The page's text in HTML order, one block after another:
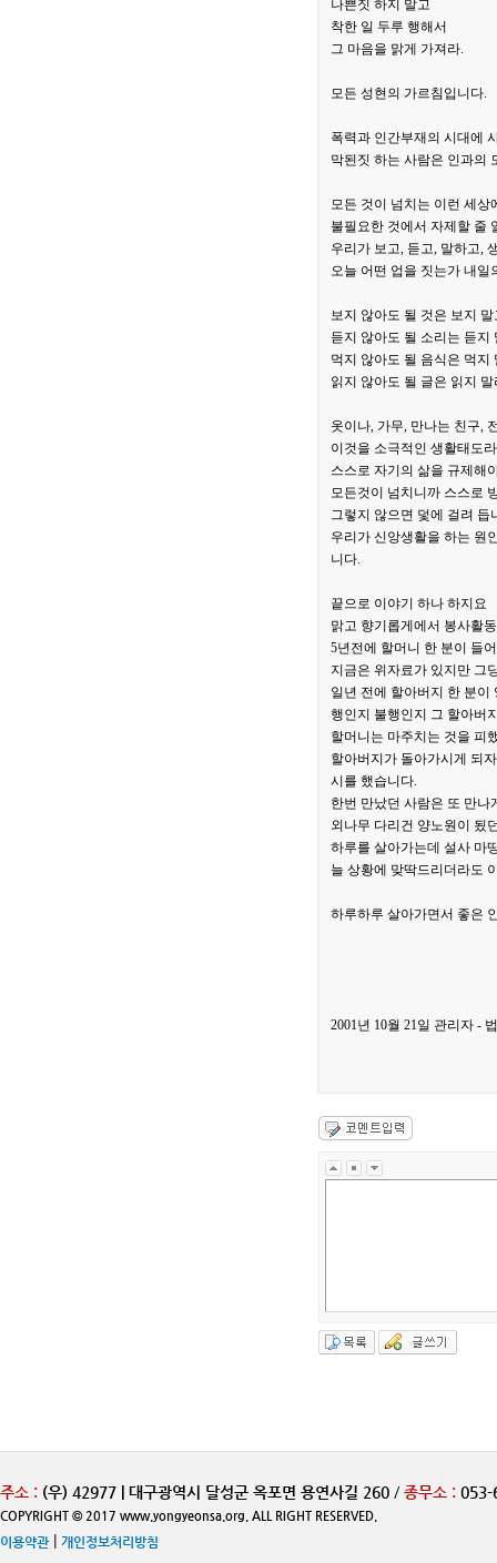
나쁜짓 하지 말고
착한 일 두루 행해서
그 마음을 맑게 가져라.
모든 성현의 가르침입니다.
폭력과 인간부재의 시대에
막된짓 하는 사람은 인과의
모든 것이 넘치는 이런 세
불필요한 것에서 자제할 줄
우리가 보고, 듣고, 말하고,
오늘 어떤 업을 짓는가 내일
보지 않아도 될 것은 보지 말
듣지 않아도 될 소리는 듣지
먹지 않아도 될 음식은 먹지
읽지 않아도 될 글은 읽지 말
옷이나, 가무, 만나는 친구,
이것을 소극적인 생활태도
스스로 자기의 삶을 규제해
모든것이 넘치니까 스스로
그렇지 않으면 덫에 걸려 듭
우리가 신앙생활을 하는 원
니다.
끝으로 이야기 하나 하지요
맑고 향기롭게에서 봉사활
5년전에 할머니 한 분이 들
지금은 위자료가 있지만 그
일년 전에 할아버지 한 분
행인지 불행인지 그 할아버
할머니는 마주치는 것을 피
할아버지가 돌아가시게 되
시를 했습니다.
한번 만났던 사람은 또 만나
외나무 다리건 양노원이 됬
하루를 살아가는데 설사 마
늘 상황에 맞딱드리더라도
하루하루 살아가면서 좋은
2001년 10월 21일 관리자 -
주소 : (우) 42977 | 대구광역시 달성군 옥포면 용연사길 260 / 종무소 : 053-
COPYRIGHT © 2017 www.yongyeonsa.org. ALL RIGHT RESERVED.
이용약관| 개인정보처리방침